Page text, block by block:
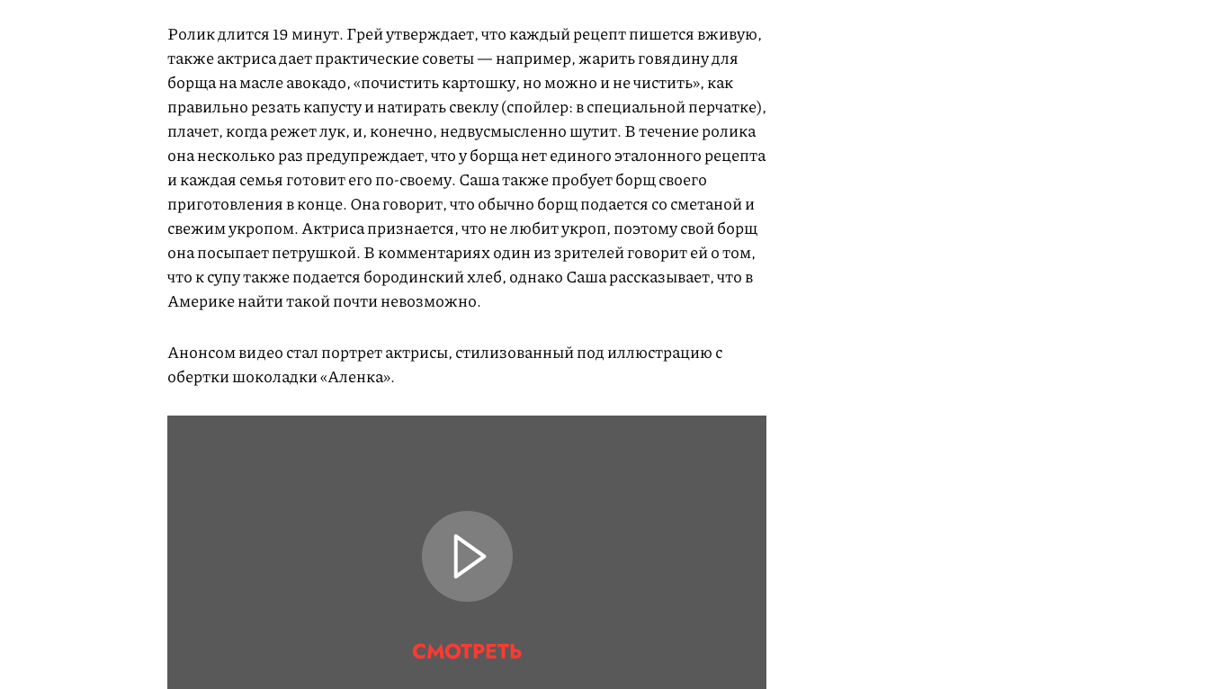
Ролик длится 19 минут. Грей утверждает, что каждый рецепт пишется вживую,
также актриса дает практические советы — например, жарить говядину для
борща на масле авокадо, «почистить картошку, но можно и не чистить», как
правильно резать капусту и натирать свеклу (спойлер: в специальной перчатке),
плачет, когда режет лук, и, конечно, недвусмысленно шутит. В течение ролика
она несколько раз предупреждает, что у борща нет единого эталонного рецепта
и каждая семья готовит его по-своему. Саша также пробует борщ своего
приготовления в конце. Она говорит, что обычно борщ подается со сметаной и
свежим укропом. Актриса признается, что не любит укроп, поэтому свой борщ
она посыпает петрушкой. В комментариях один из зрителей говорит ей о том,
что к супу также подается бородинский хлеб, однако Саша рассказывает, что в
Америке найти такой почти невозможно.
Анонсом видео стал портрет актрисы, стилизованный под иллюстрацию с
обертки шоколадки «Аленка».
СМОТРЕТЬ